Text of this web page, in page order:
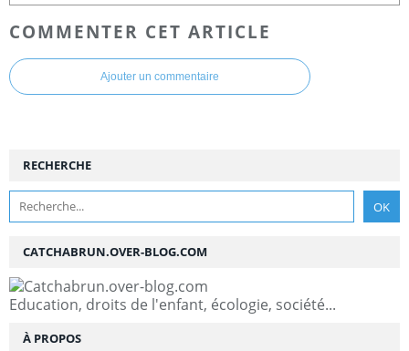
COMMENTER CET ARTICLE
Ajouter un commentaire
RECHERCHE
CATCHABRUN.OVER-BLOG.COM
Education, droits de l'enfant, écologie, société...
À PROPOS